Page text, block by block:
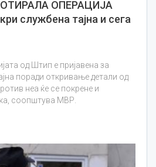
ОПЕРАЦИЈА
службена тајна и сега
од Штип е пријавена за
поради откривање детали од
неа ќе се покрене и
соопштува МВР.